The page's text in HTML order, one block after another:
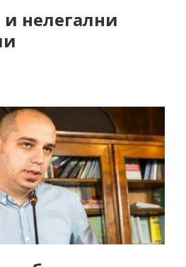
нелегални